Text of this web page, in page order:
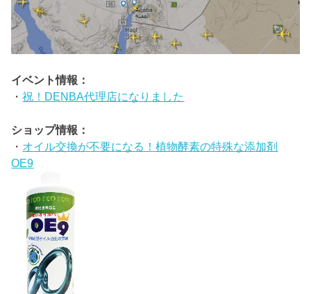
イベント情報：
・祝！DENBA代理店になりました
ショップ情報：
・ オイル交換が不要になる！植物酵素の特殊な添加剤
OE9